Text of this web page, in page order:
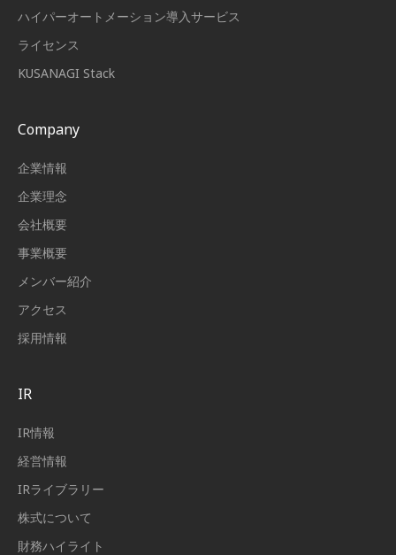
ハイパーオートメーション導入サービス
ライセンス
KUSANAGI Stack
Company
企業情報
企業理念
会社概要
事業概要
メンバー紹介
アクセス
採用情報
IR
IR情報
経営情報
IRライブラリー
株式について
財務ハイライト